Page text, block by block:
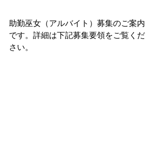
助勤巫女（アルバイト）募集のご案内
です。詳細は下記募集要領をご覧くだ
さい。